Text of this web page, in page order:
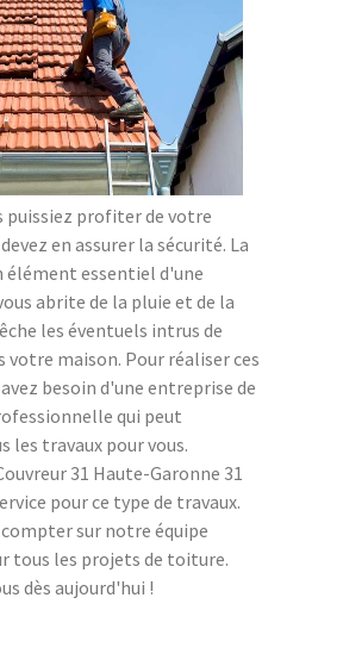
puissiez profiter de votre
en assurer la sécurité. La
essentiel d'une
abrite de la pluie et de la
les éventuels intrus de
votre maison. Pour réaliser ces
besoin d'une entreprise de
qui peut
les travaux pour vous.
31 Haute-Garonne 31
pour ce type de travaux.
sur notre équipe
tous les projets de toiture.
dès aujourd'hui !